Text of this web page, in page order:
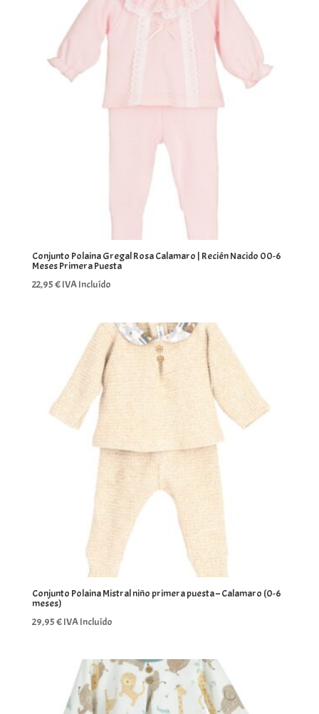
Conjunto Polaina Gregal Rosa Calamaro | Recién Nacido 00-6
Meses Primera Puesta
22,95€IVA Incluído
Conjunto Polaina Mistral niño primera puesta – Calamaro (0-6
meses)
29,95€IVA Incluído